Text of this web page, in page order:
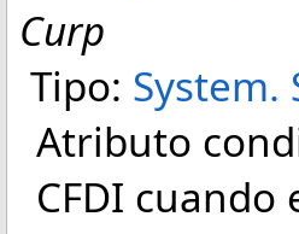
Curp
Tipo: System.
Atributo
CFDI cuando